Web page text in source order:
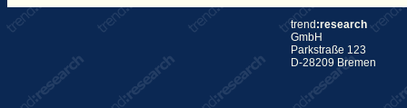
trend :research
GmbH
Parkstraße 123
D-28209 Bremen